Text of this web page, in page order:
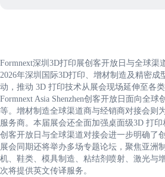
Formnext深圳3D打印展创客开放日与全球渠
2026年深圳国际3D打印、增材制造及精密成
动，推动 3D 打印技术从展会现场延伸至各
Formnext Asia Shenzhen创客开放日面向全
等。增材制造全球渠道商与经销商对接会则
服务商。本届展会还全面加强桌面级3D 打
创客开放日与全球渠道对接会进一步明确了
展会同期还将举办多场专题论坛，聚焦亚洲
机、鞋类、模具制造、粘结剂喷射、激光与
次将提供英文传译服务。